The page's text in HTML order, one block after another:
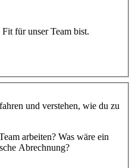
für unser Team bist.
und verstehen, wie du zu
arbeiten? Was wäre ein
Abrechnung?